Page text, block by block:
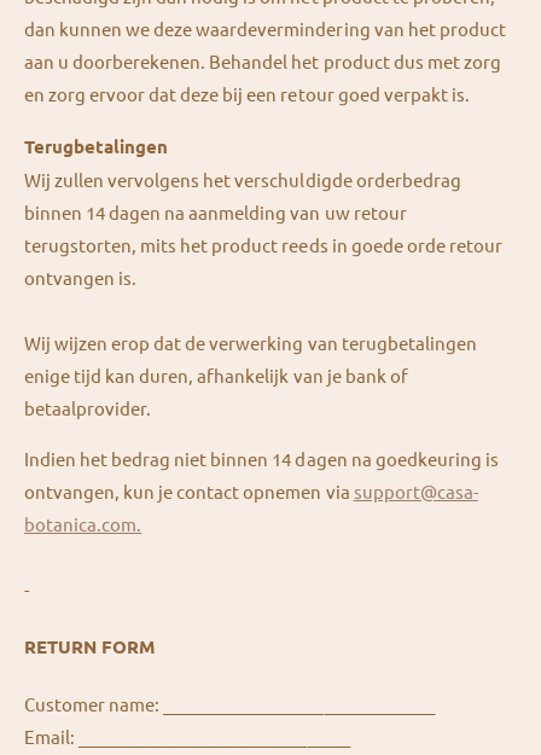
dan kunnen we deze waardevermindering van het product
aan u doorberekenen. Behandel het product dus met zorg
en zorg ervoor dat deze bij een retour goed verpakt is.
Terugbetalingen
Wij zullen vervolgens het verschuldigde orderbedrag
binnen 14 dagen na aanmelding van uw retour
terugstorten, mits het product reeds in goede orde retour
ontvangen is.
Wij wijzen erop dat de verwerking van terugbetalingen
enige tijd kan duren, afhankelijk van je bank of
betaalprovider.
Indien het bedrag niet binnen 14 dagen na goedkeuring is
ontvangen, kun je contact opnemen via support@casa-
botanica.com.
-
RETURN FORM
Customer name: ________________________________
Email: ________________________________